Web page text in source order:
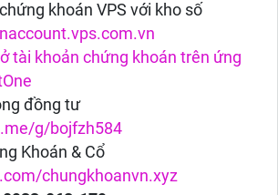
khoán VPS với kho số
tài khoản chứng khoán trên ứng
đồng tư
g/bojfzh584
Khoán & Cổ
chungkhoanvn.xyz